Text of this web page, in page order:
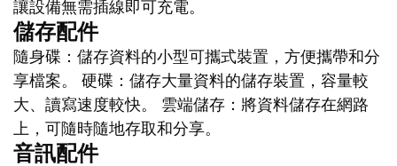
讓設備無需插線即可充電。
儲存配件
隨身碟：儲存資料的小型可攜式裝置，方便攜帶和分
享檔案。 硬碟：儲存大量資料的儲存裝置，容量較
大、讀寫速度較快。 雲端儲存：將資料儲存在網路
上，可隨時隨地存取和分享。
音訊配件